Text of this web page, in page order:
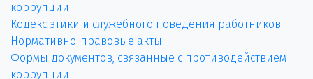
коррупции
Кодекс этики и служебного поведения работников
Нормативно-правовые акты
Формы документов, связанные с противодействием
коррупции